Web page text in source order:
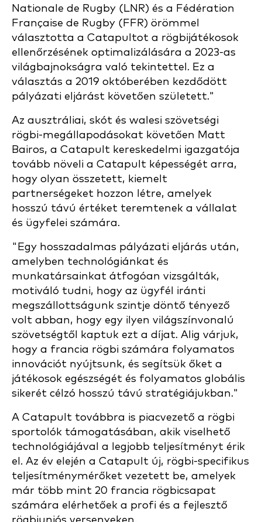
Nationale de Rugby (LNR) és a Fédération
Française de Rugby (FFR) örömmel
választotta a Catapultot a rögbijátékosok
ellenőrzésének optimalizálására a 2023-as
világbajnokságra való tekintettel. Ez a
választás a 2019 októberében kezdődött
pályázati eljárást követően született."
Az ausztráliai, skót és walesi szövetségi
rögbi-megállapodásokat követően Matt
Bairos, a Catapult kereskedelmi igazgatója
tovább növeli a Catapult képességét arra,
hogy olyan összetett, kiemelt
partnerségeket hozzon létre, amelyek
hosszú távú értéket teremtenek a vállalat
és ügyfelei számára.
"Egy hosszadalmas pályázati eljárás után,
amelyben technológiánkat és
munkatársainkat átfogóan vizsgálták,
motiváló tudni, hogy az ügyfél iránti
megszállottságunk szintje döntő tényező
volt abban, hogy egy ilyen világszínvonalú
szövetségtől kaptuk ezt a díjat. Alig várjuk,
hogy a francia rögbi számára folyamatos
innovációt nyújtsunk, és segítsük őket a
játékosok egészségét és folyamatos globális
sikerét célzó hosszú távú stratégiájukban."
A Catapult továbbra is piacvezető a rögbi
sportolók támogatásában, akik viselhető
technológiájával a legjobb teljesítményt érik
el. Az év elején a Catapult új, rögbi-specifikus
teljesítménymérőket vezetett be, amelyek
már több mint 20 francia rögbicsapat
számára elérhetőek a profi és a fejlesztő